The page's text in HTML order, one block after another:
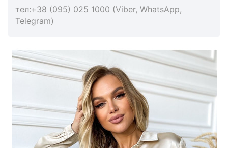
тел:+38 (095) 025 1000 (Viber, WhatsApp,
Telegram)